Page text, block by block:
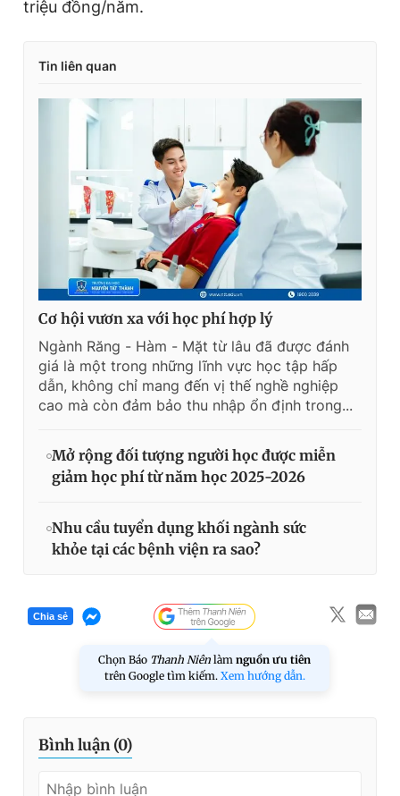
triệu đồng/năm.
Tin liên quan
Cơ hội vươn xa với học phí hợp lý
Ngành Răng - Hàm - Mặt từ lâu đã được đánh
giá là một trong những lĩnh vực học tập hấp
dẫn, không chỉ mang đến vị thế nghề nghiệp
cao mà còn đảm bảo thu nhập ổn định trong...
Mở rộng đối tượng người học được miễn
giảm học phí từ năm học 2025-2026
Nhu cầu tuyển dụng khối ngành sức
khỏe tại các bệnh viện ra sao?
Chia sẻ
Chọn Báo Thanh Niên làm nguồn ưu tiên
trên Google tìm kiếm. Xem hướng dẫn.
Bình luận (0)